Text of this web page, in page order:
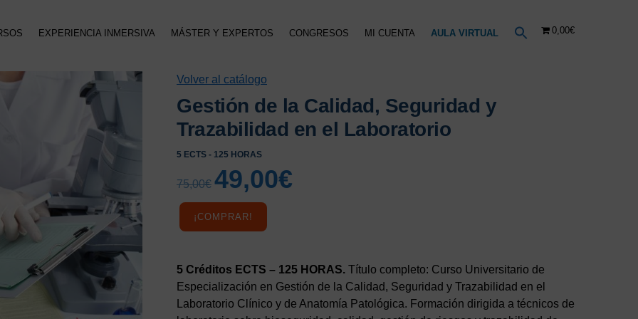
EXPERIENCIA INMERSIVA MÁSTER Y EXPERTOS CONGRESOS MI CUENTA AULA VIRTUAL 0,00€
Volver al catálogo
Gestión de la Calidad, Seguridad y
Trazabilidad en el Laboratorio
5 ECTS - 125 HORAS
75,00€
El
precio
49,00€
¡COMPRAR!
5 Créditos ECTS – 125 HORAS. Título completo: Curso Universitario de
Especialización en Gestión de la Calidad, Seguridad y Trazabilidad en el
Laboratorio Clínico y de Anatomía Patológica. Formación dirigida a técnicos de